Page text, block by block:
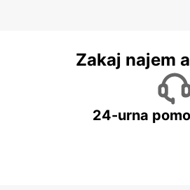
Zakaj najem
24-urna